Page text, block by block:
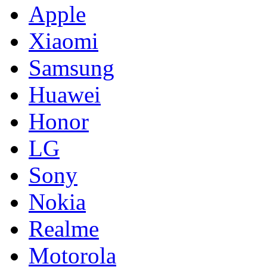
Apple
Xiaomi
Samsung
Huawei
Honor
LG
Sony
Nokia
Realme
Motorola